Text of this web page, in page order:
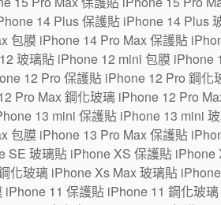
14 Plus 保護貼 iPhone 14 Plus
包膜 iPhone 14 Pro Max 保護貼
玻璃貼 iPhone 12 mini 包膜 iPhone
12 Pro 保護貼 iPhone 12 Pro 鋼化
Pro Max 鋼化玻璃 iPhone 12 Pro
13 mini 保護貼 iPhone 13 mini
包膜 iPhone 13 Pro Max 保護貼
玻璃貼 iPhone XS 保護貼 iPhone
化玻璃 iPhone Xs Max 玻璃貼
11 保護貼 iPhone 11 鋼化玻